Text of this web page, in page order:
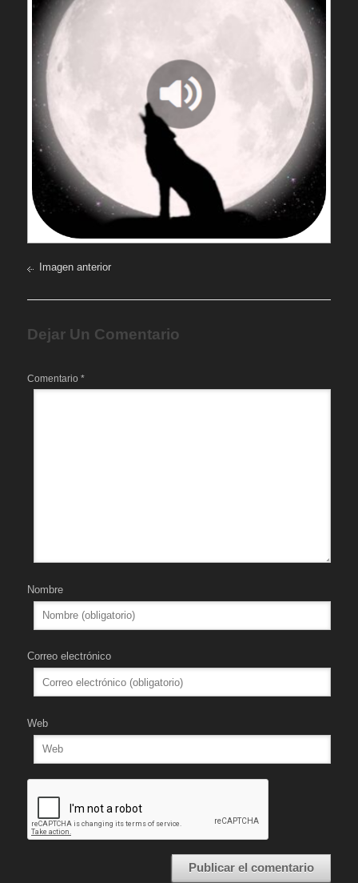
Imagen anterior
Dejar Un Comentario
Comentario *
Nombre
Correo electrónico
Web